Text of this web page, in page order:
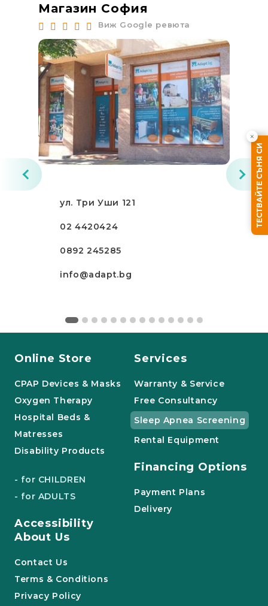
Магазин София
Виж Google ревюта
ул. Три Уши 121
02 4420424
0892 245285
info@adapt.bg
Online Store
CPAP Devices & Masks
Oxygen Therapy
Hospital Beds &
Matresses
Disability Products
- for CHILDREN
- for ADULTS
Accessibility
Services
Warranty & Service
Free Consultancy
Sleep Apnea Screening
Rental Equipment
Financing Options
Payment Plans
Delivery
About Us
Contact Us
Terms & Conditions
Privacy Policy
ТЕСТВАЙТЕ СЪНЯ СИ
×